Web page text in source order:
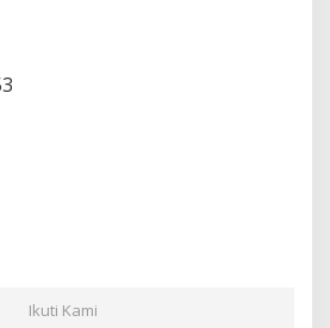
Ikuti Kami